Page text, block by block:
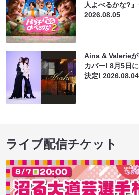
人よべるかな?
2026.08.05
Aina & Valerie
カバー! 8月5日
決定!2026.08.04
ライブ配信チケット